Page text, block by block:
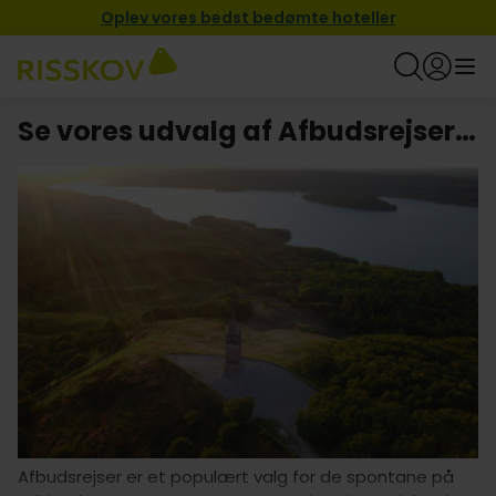
Oplev vores bedst bedømte hoteller
Se vores udvalg af Afbudsrejser i Ry
Afbudsrejser er et populært valg for de spontane på